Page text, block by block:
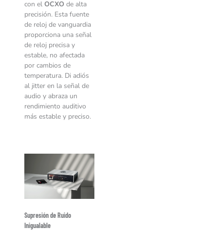
con el OCXO de alta
precisión. Esta fuente
de reloj de vanguardia
proporciona una señal
de reloj precisa y
estable, no afectada
por cambios de
temperatura. Di adiós
al jitter en la señal de
audio y abraza un
rendimiento auditivo
más estable y preciso.
Supresión de Ruido
Inigualable